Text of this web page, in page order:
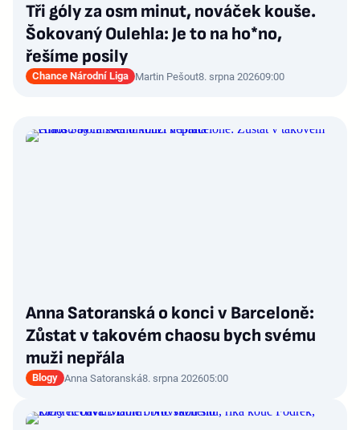
Tři góly za osm minut, nováček kouše.
Šokovaný Oulehla: Je to na ho*no,
řešíme posily
Chance Národní Liga Martin Pešout8. srpna 202609:00
Anna Satoranská o konci v Barceloně:
Zůstat v takovém chaosu bych svému
muži nepřála
Blogy Anna Satoranská8. srpna 202605:00